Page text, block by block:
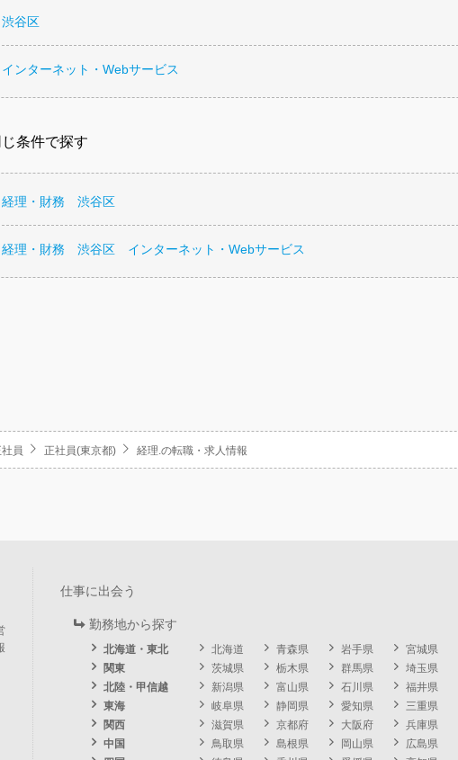
渋谷区
インターネット・Webサービス
条件で探す
経理・財務 渋谷区
経理・財務 渋谷区 インターネット・Webサービス
員 正社員(東京都) 経理.の転職・求人情報
仕事に出会う
勤務地から探す
北海道・東北 北海道 青森県 岩手県 宮城県
関東
茨城県 栃木県 群馬県 埼玉県
北陸・甲信越
新潟県 富山県 石川県 福井県
東海
岐阜県 静岡県 愛知県
三重県
関西
滋賀県 京都府 大阪府 兵庫県
中国
鳥取県 島根県 岡山県 広島県